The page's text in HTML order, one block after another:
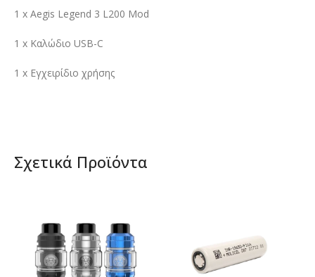
1 x Aegis Legend 3 L200 Mod
1 x Καλώδιο USB-C
1 x Εγχειρίδιο χρήσης
Σχετικά Προϊόντα